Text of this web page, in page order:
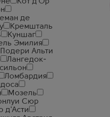
де
Кремшталь
Куншаг
Эмилия
Альти
Лангедок-
Ломбардия
Мозель
Сюр
д'Асти